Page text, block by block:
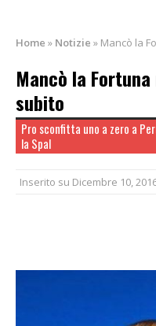
Home » Notizie » Mancò la
Mancò la
subito
Pro sconfitta uno a zero a
la Spal
Inserito su Dicembre 10,